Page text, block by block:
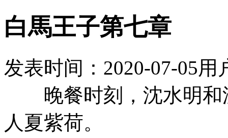
白馬王子第七章
发表时间： 2020-07-05用
晚餐时刻，沈水明和
人夏紫荷。